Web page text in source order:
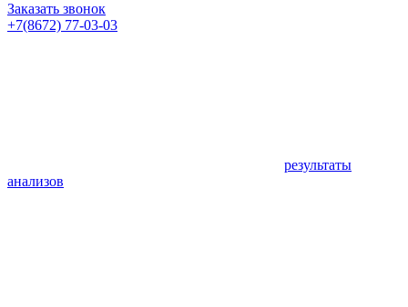
Заказать звонок
+7(8672) 77-03-03
результаты
анализов